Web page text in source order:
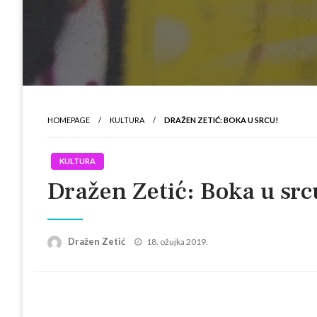
HOMEPAGE KULTURA DRAŽEN ZETIĆ: BOKA U SRCU!
KULTURA
Dražen Zetić: Boka u
Dražen Zetić
Posted
18. ožujka 2019.